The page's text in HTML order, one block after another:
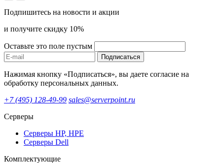
Подпишитесь на новости и акции
и получите скидку 10%
Оставьте это поле пустым
Подписаться
Нажимая кнопку «Подписаться», вы даете согласие на
обработку персональных данных.
+7 (495) 128-49-99 sales@serverpoint.ru
Серверы
Серверы HP, HPE
Серверы Dell
Комплектующие